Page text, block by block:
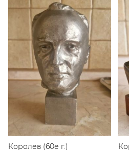
Королев (60е г.)